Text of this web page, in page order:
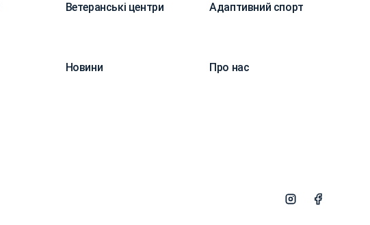
Ветеранські центри Адаптивний спорт
Новини Про нас